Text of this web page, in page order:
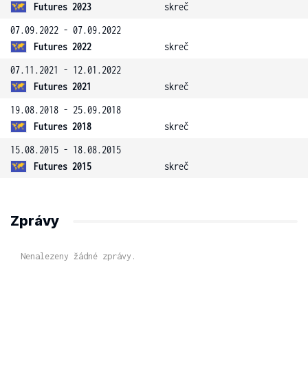
Futures 2023
skreč
07.09.2022 - 07.09.2022
Futures 2022
skreč
07.11.2021 - 12.01.2022
Futures 2021
skreč
19.08.2018 - 25.09.2018
Futures 2018
skreč
15.08.2015 - 18.08.2015
Futures 2015
skreč
Zprávy
Nenalezeny žádné zprávy.